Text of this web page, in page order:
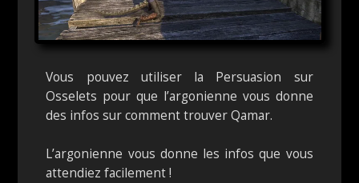
Vous pouvez utiliser la Persuasion sur
Osselets pour que l’argonienne vous donne
des infos sur comment trouver Qamar.
L’argonienne vous donne les infos que vous
attendiez facilement !